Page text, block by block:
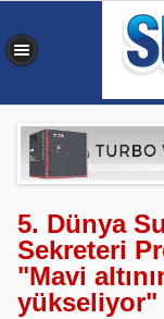
5. Dünya
Sekreteri
"Mavi
yükseliyor"